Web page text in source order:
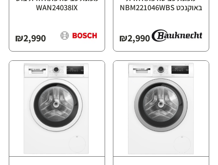
באוקנכט NBM221046WBS
₪2,990
WAN24038IX
₪2,990